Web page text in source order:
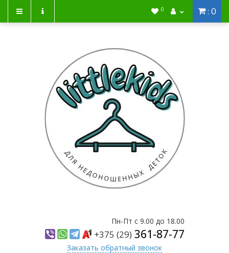
: 0
0
Пн-Пт с 9.00 до 18.00
+375 (29) 361-87-77
Заказать обратный звонок